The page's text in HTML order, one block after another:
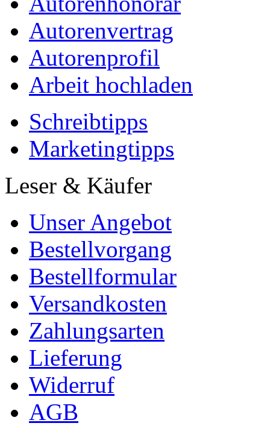
Autorenvertrag
Autorenprofil
Arbeit hochladen
Schreibtipps
Marketingtipps
Leser & Käufer
Unser Angebot
Bestellvorgang
Bestellformular
Versandkosten
Zahlungsarten
Lieferung
Widerruf
AGB